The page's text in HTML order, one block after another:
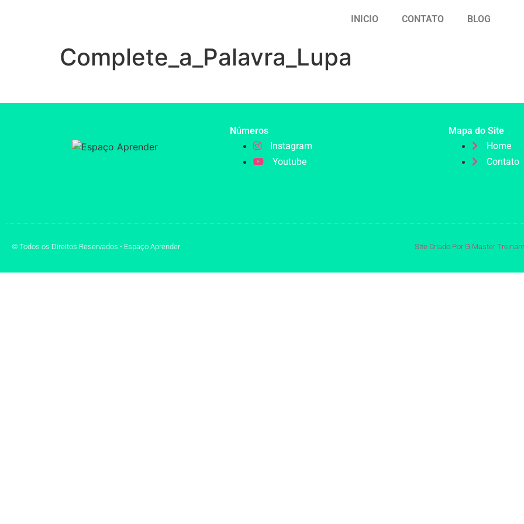
INICIO CONTATO BLOG
Complete_a_Palavra_Lupa
Números
Instagram
Youtube
Mapa do Site
Home
Contato
© Todos os Direitos Reservados - Espaço Aprender Site Criado Por G Master